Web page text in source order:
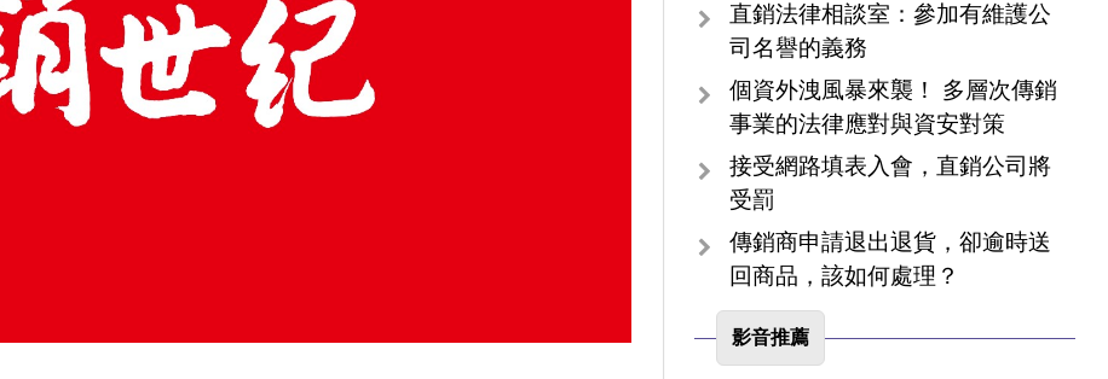
直銷法律相談室：參加有維護公
司名譽的義務
個資外洩風暴來襲！ 多層次傳銷
事業的法律應對與資安對策
接受網路填表入會，直銷公司將
受罰
傳銷商申請退出退貨，卻逾時送
回商品，該如何處理？
影音推薦